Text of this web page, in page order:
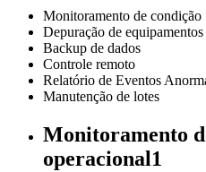
Monitoramento de condição
Depuração de equipamentos
Backup de dados
Controle remoto
Relatório de Eventos
Manutenção de lotes
Monitoramento
operacional1